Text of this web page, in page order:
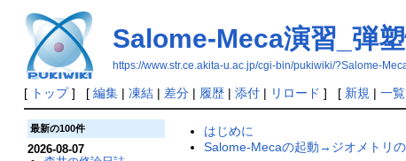
Salome-Meca演習_弾
https://www.str.ce.akita-u.ac.jp/cgi-bin/pukiwiki/?Salome-
[ トップ] [ 編集| 凍結| 差分| 履歴| 添付| リロード ] [ 新規 | 一覧
はじめに
Salome-Mecaの起動→ジオメトリ
最新の100件
2026-08-07